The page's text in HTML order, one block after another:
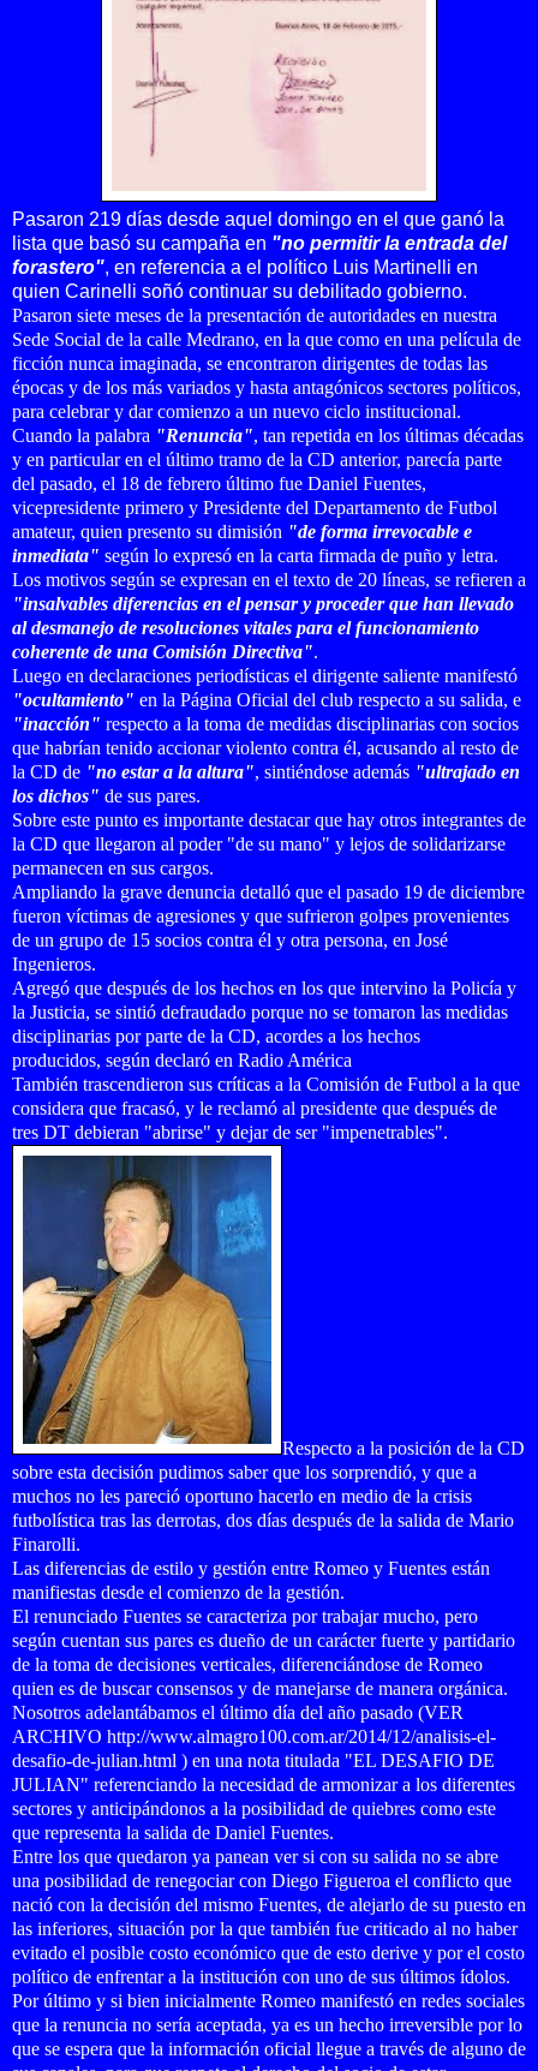
Pasaron 219 días desde aquel domingo en el que ganó la
lista que basó su campaña en "no permitir la entrada del
forastero", en referencia a el político Luis Martinelli en
quien Carinelli soñó continuar su debilitado gobierno.
Pasaron siete meses de la presentación de autoridades en nuestra
Sede Social de la calle Medrano, en la que como en una película de
ficción nunca imaginada, se encontraron dirigentes de todas las
épocas y de los más variados y hasta antagónicos sectores políticos,
para celebrar y dar comienzo a un nuevo ciclo institucional.
Cuando la palabra "Renuncia", tan repetida en los últimas décadas
y en particular en el último tramo de la CD anterior, parecía parte
del pasado, el 18 de febrero último fue Daniel Fuentes,
vicepresidente primero y Presidente del Departamento de Futbol
amateur, quien presento su dimisión "de forma irrevocable e
inmediata" según lo expresó en la carta firmada de puño y letra.
Los motivos según se expresan en el texto de 20 líneas, se refieren a
"insalvables diferencias en el pensar y proceder que han llevado
al desmanejo de resoluciones vitales para el funcionamiento
coherente de una Comisión Directiva".
Luego en declaraciones periodísticas el dirigente saliente manifestó
"ocultamiento" en la Página Oficial del club respecto a su salida, e
"inacción" respecto a la toma de medidas disciplinarias con socios
que habrían tenido accionar violento contra él, acusando al resto de
la CD de "no estar a la altura", sintiéndose además "ultrajado en
los dichos" de sus pares.
Sobre este punto es importante destacar que hay otros integrantes de
la CD que llegaron al poder "de su mano" y lejos de solidarizarse
permanecen en sus cargos.
Ampliando la grave denuncia detalló que el pasado 19 de diciembre
fueron víctimas de agresiones y que sufrieron golpes provenientes
de un grupo de 15 socios contra él y otra persona, en José
Ingenieros.
Agregó que después de los hechos en los que intervino la Policía y
la Justicia, se sintió defraudado porque no se tomaron las medidas
disciplinarias por parte de la CD, acordes a los hechos
producidos, según declaró en Radio América
También trascendieron sus críticas a la Comisión de Futbol a la que
considera que fracasó, y le reclamó al presidente que después de
tres DT debieran "abrirse" y dejar de ser "impenetrables".
Respecto a la posición de la CD
sobre esta decisión pudimos saber que los sorprendió, y que a
muchos no les pareció oportuno hacerlo en medio de la crisis
futbolística tras las derrotas, dos días después de la salida de Mario
Finarolli.
Las diferencias de estilo y gestión entre Romeo y Fuentes están
manifiestas desde el comienzo de la gestión.
El renunciado Fuentes se caracteriza por trabajar mucho, pero
según cuentan sus pares es dueño de un carácter fuerte y partidario
de la toma de decisiones verticales, diferenciándose de Romeo
quien es de buscar consensos y de manejarse de manera orgánica.
Nosotros adelantábamos el último día del año pasado (VER
ARCHIVO http://www.almagro100.com.ar/2014/12/analisis-el-
desafio-de-julian.html ) en una nota titulada "EL DESAFIO DE
JULIAN" referenciando la necesidad de armonizar a los diferentes
sectores y anticipándonos a la posibilidad de quiebres como este
que representa la salida de Daniel Fuentes.
Entre los que quedaron ya panean ver si con su salida no se abre
una posibilidad de renegociar con Diego Figueroa el conflicto que
nació con la decisión del mismo Fuentes, de alejarlo de su puesto en
las inferiores, situación por la que también fue criticado al no haber
evitado el posible costo económico que de esto derive y por el costo
político de enfrentar a la institución con uno de sus últimos ídolos.
Por último y si bien inicialmente Romeo manifestó en redes sociales
que la renuncia no sería aceptada, ya es un hecho irreversible por lo
que se espera que la información oficial llegue a través de alguno de